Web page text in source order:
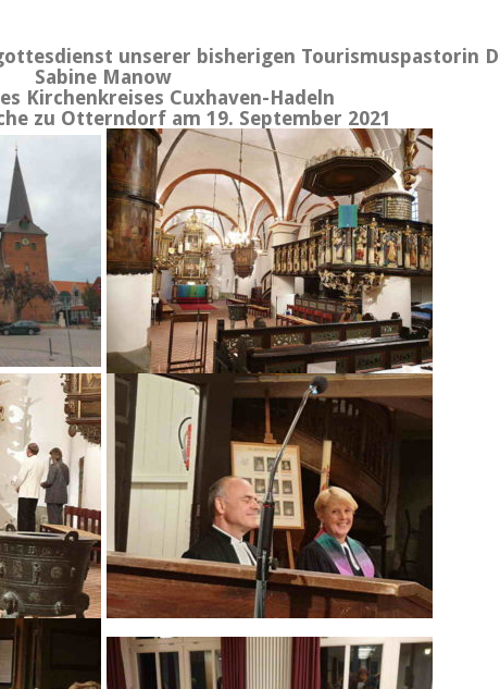
unserer bisherigen Tourismuspastorin
Sabine Manow
Kirchenkreises Cuxhaven-Hadeln
zu Otterndorf am 19. September 2021